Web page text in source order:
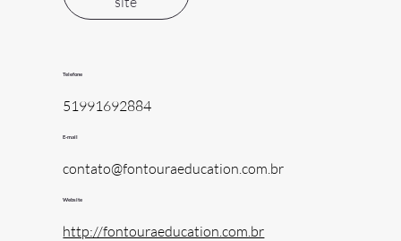
Telefone
51991692884
E-mail
contato@fontouraeducation.com.br
Website
http://fontouraeducation.com.br